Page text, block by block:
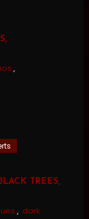
,
TREES,
, dark